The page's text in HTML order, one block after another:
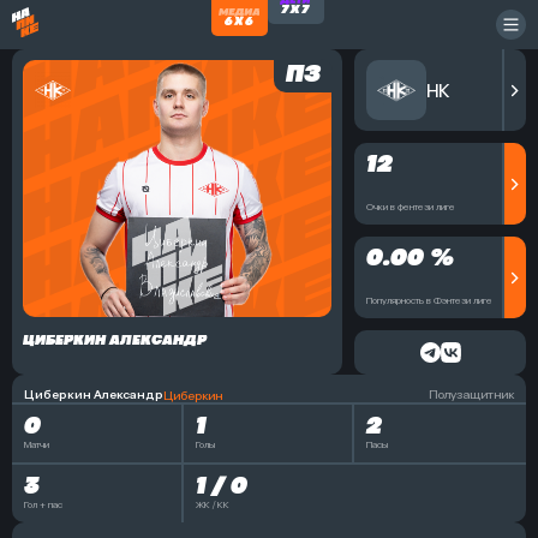
ПЗ
ЦИБЕРКИН АЛЕКСАНДР
12
Очки в фентези лиге
0.00 %
Популярность в Фэнтези лиге
НК
Циберкин АлександрЦиберкин Полузащитник
0
Матчи
1
Голы
2
Пасы
3
Гол + пас
1 / 0
ЖК / КК